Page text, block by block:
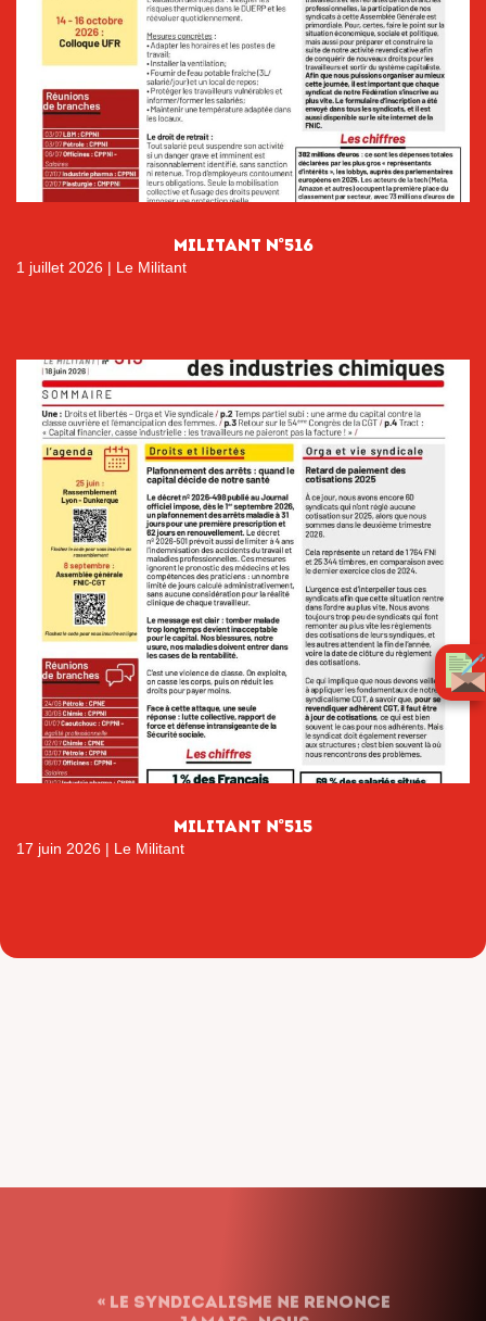
MILITANT N°516
1 juillet 2026 | Le Militant
Militant n°515
17 juin 2026 | Le Militant
« Le syndicalisme ne renonce
jamais. Nous